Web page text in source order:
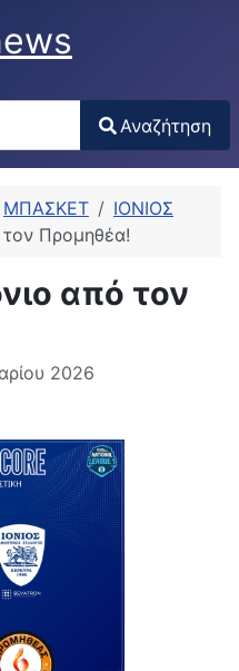
for results.
Αναζήτηση
ΜΠΑΣΚΕΤ
ΙΟΝΙΟΣ
τον Προμηθέα!
από τον
2026